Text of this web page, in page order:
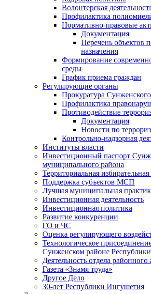
Волонтерская
Профилактика
Нормативно-правовые
Документация
Перечень объектов
назначения
Формирование
среды
График приема граждан
Регулирующие органы
Прокуратура
Профилактика
Противодействие
Документация
Новости по
Контрольно-надзорная
Институты власти
Инвестиционный паспорт
муниципального района
Территориальная
Поддержка субъектов МСП
Лучшая муниципальная
Инвестиционная деятельность
Инвестиционная политика
Развитие конкуренции
ГО и ЧС
Оценка регулирующего
Технологическое
Сунженском районе
Деятельность отдела районного
Газета «Знамя труда»
Другое Дело
30-лет Республики Ингушетия